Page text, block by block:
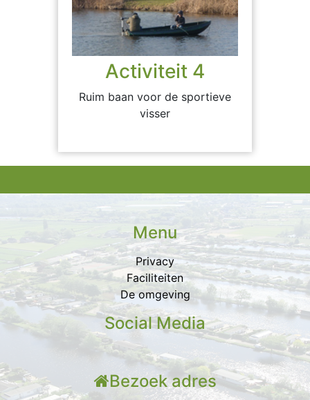
Activiteit 4
Ruim baan voor de sportieve
visser
Menu
Privacy
Faciliteiten
De omgeving
Social Media
Bezoek adres